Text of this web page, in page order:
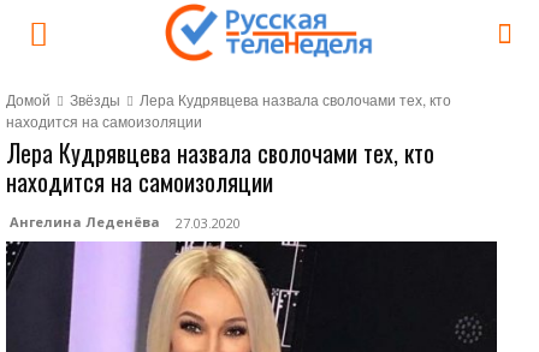
Домой Звёзды
Лера Кудрявцева назвала сволочами тех, кто
находится на самоизоляции
Лера Кудрявцева назвала сволочами тех, кто
находится на самоизоляции
Ангелина Леденёва 27.03.2020